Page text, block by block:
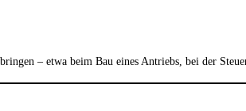
– etwa beim Bau eines Antriebs, bei der